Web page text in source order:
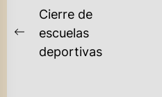
NAVEGACIÓN
DE
ENTRADAS
Previous
post:
Cierre de
escuelas
deportivas